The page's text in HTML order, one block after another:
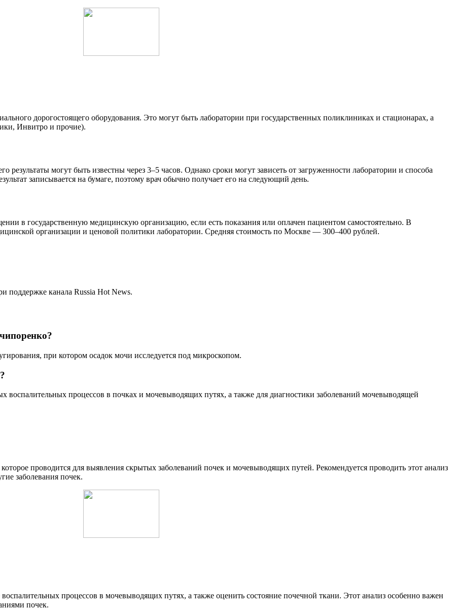
дорогостоящего оборудования. Это могут быть лаборатории при государственных поликлиниках и стационарах, а
Инвитро и прочие).
результаты могут быть известны через 3–5 часов. Однако сроки могут зависеть от загруженности лаборатории и способа
записывается на бумаге, поэтому врач обычно получает его на следующий день.
в государственную медицинскую организацию, если есть показания или оплачен пациентом самостоятельно. В
организации и ценовой политики лаборатории. Средняя стоимость по Москве — 300–400 рублей.
поддержке канала Russia Hot News.
при котором осадок мочи исследуется под микроскопом.
процессов в почках и мочевыводящих путях, а также для диагностики заболеваний мочевыводящей
проводится для выявления скрытых заболеваний почек и мочевыводящих путей. Рекомендуется проводить этот анализ
заболевания почек.
процессов в мочевыводящих путях, а также оценить состояние почечной ткани. Этот анализ особенно важен
почек.